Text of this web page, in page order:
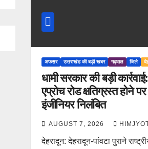
अफसर उत्तराखंड की बड़ी खबर गढ़वाल जिले
धामी सरकार की बड़ी
एप्रोच रोड क्षतिग्रस्त होने
इंजीनियर निलंबित
AUGUST 7, 2026
देहरादून: देहरादून-पांवटा पुराने